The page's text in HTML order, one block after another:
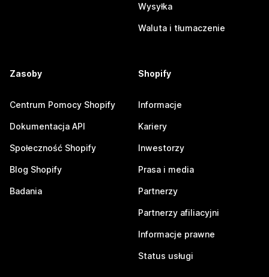
Wysyłka
Waluta i tłumaczenie
Zasoby
Centrum Pomocy Shopify
Dokumentacja API
Społeczność Shopify
Blog Shopify
Badania
Shopify
Informacje
Kariery
Inwestorzy
Prasa i media
Partnerzy
Partnerzy afiliacyjni
Informacje prawne
Status usługi